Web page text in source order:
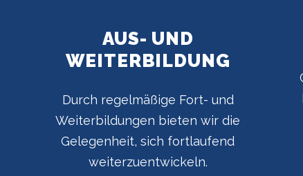
AUS- UND
WEITERBILDUNG
Durch regelmäßige Fort- und
Weiterbildungen bieten wir die
Gelegenheit, sich fortlaufend
weiterzuentwickeln.